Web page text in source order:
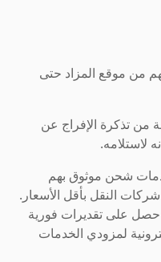
من موقع المزاد حتى
من تذكرة الإفراج عن
لاستلامه.
شحن موثوق بهم
النقل بأقل الأسعار.
على تقديرات فورية
لمزودي الخدمات